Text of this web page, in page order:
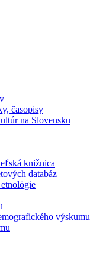
časopisy
na Slovensku
knižnica
databáz
výskumu